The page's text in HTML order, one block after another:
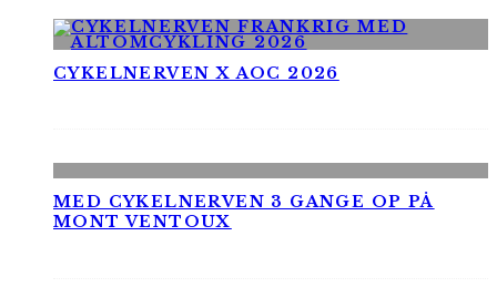
CYKELNERVEN X AOC 2026
MED CYKELNERVEN 3 GANGE OP PÅ
MONT VENTOUX